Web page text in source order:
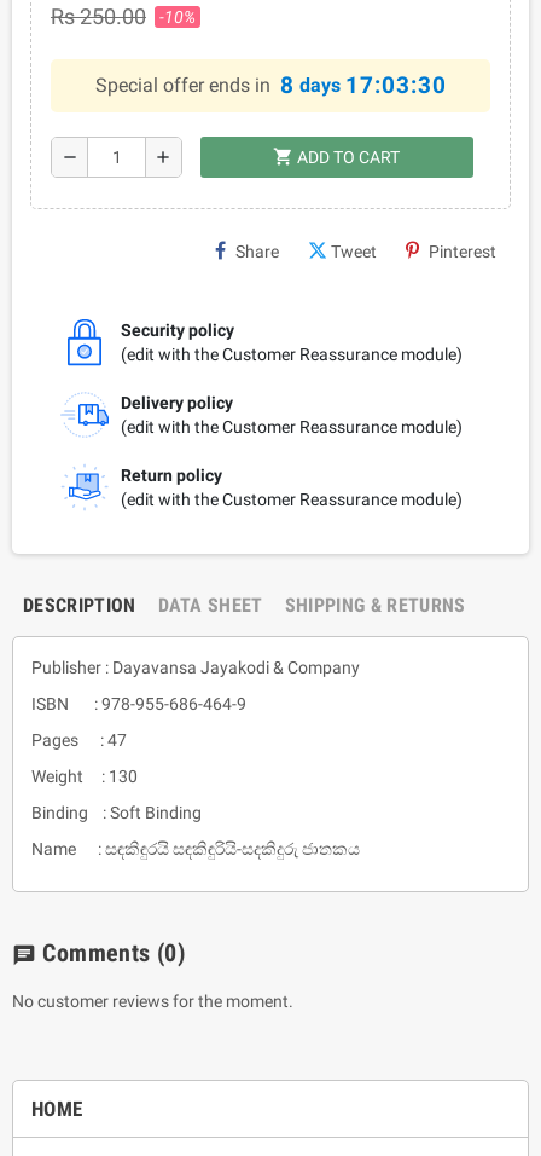
HOME
Rs 250.00 -10%
Special offer ends in 8 days 17:03:29
remove add shopping_cart ADD TO CART
Share Tweet Pinterest
Security policy
(edit with the Customer Reassurance module)
Delivery policy
(edit with the Customer Reassurance module)
Return policy
(edit with the Customer Reassurance module)
DESCRIPTION DATA SHEET SHIPPING & RETURNS
Publisher : Dayavansa Jayakodi & Company
ISBN : 978-955-686-464-9
Pages : 47
Weight : 130
Binding : Soft Binding
Name : සඳකිඳුරයි සඳකිඳුරියි-සදකිදුරු ජාතකය
chat Comments (0)
No customer reviews for the moment.